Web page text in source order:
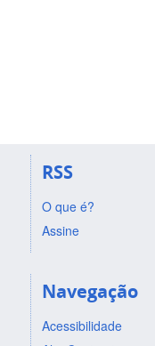
RSS
O que é?
Assine
Navegação
Acessibilidade